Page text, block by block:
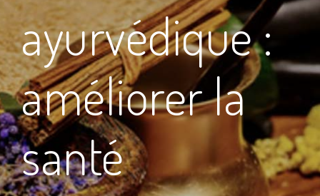
ayurvédique :
améliorer la
santé